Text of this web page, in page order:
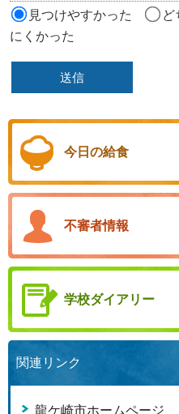
見つけやすかった
ど
にくかった
今日の給食
不審者情報
学校ダイアリー
関連リンク
龍ケ崎市ホームページ